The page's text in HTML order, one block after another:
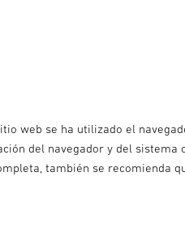
web se ha utilizado el
del navegador y del
también se recomienda